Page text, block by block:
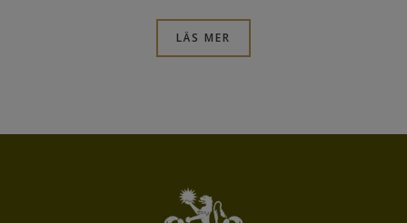
LÄS MER